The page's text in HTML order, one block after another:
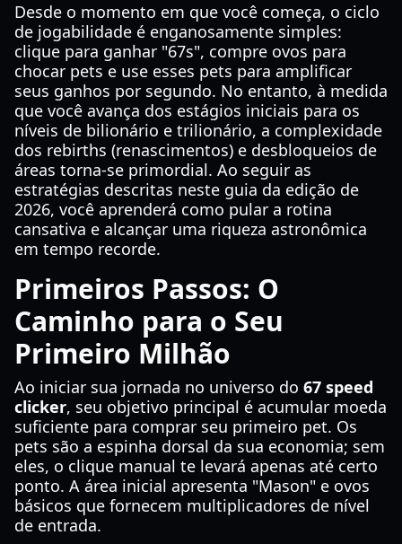
Desde o momento em que você começa, o ciclo
de jogabilidade é enganosamente simples:
clique para ganhar "67s", compre ovos para
chocar pets e use esses pets para amplificar
seus ganhos por segundo. No entanto, à medida
que você avança dos estágios iniciais para os
níveis de bilionário e trilionário, a complexidade
dos rebirths (renascimentos) e desbloqueios de
áreas torna-se primordial. Ao seguir as
estratégias descritas neste guia da edição de
2026, você aprenderá como pular a rotina
cansativa e alcançar uma riqueza astronômica
em tempo recorde.
Primeiros Passos: O
Caminho para o Seu
Primeiro Milhão
Ao iniciar sua jornada no universo do 67 speed
clicker, seu objetivo principal é acumular moeda
suficiente para comprar seu primeiro pet. Os
pets são a espinha dorsal da sua economia; sem
eles, o clique manual te levará apenas até certo
ponto. A área inicial apresenta "Mason" e ovos
básicos que fornecem multiplicadores de nível
de entrada.